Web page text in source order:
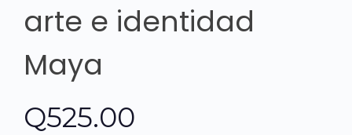
arte e identidad
Maya
Q525.00